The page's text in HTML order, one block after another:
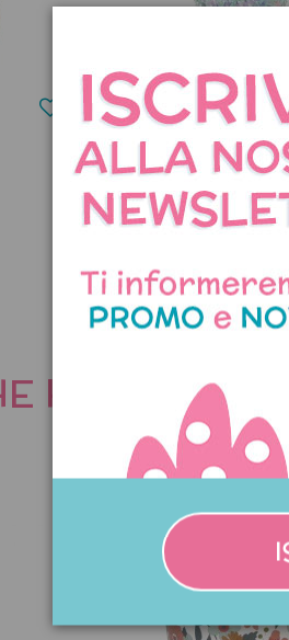
Pignatta di
41,50 €
HANNO